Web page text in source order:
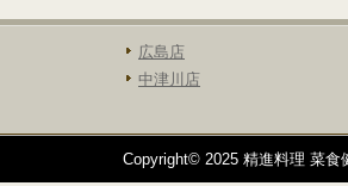
広島店
中津川店
Copyright© 2025 精進料理 菜